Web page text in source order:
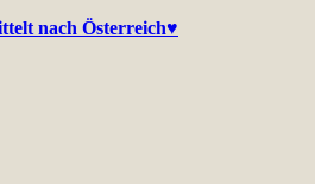
nach Österreich♥